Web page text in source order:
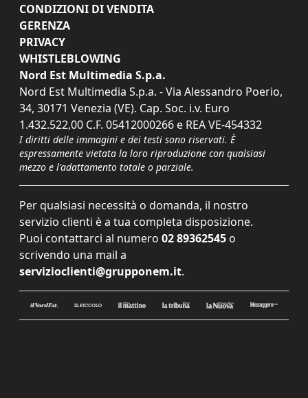
CONDIZIONI DI VENDITA
GERENZA
PRIVACY
WHISTLEBLOWING
Nord Est Multimedia S.p.a.
Nord Est Multimedia S.p.a. - Via Alessandro Poerio,
34, 30171 Venezia (VE). Cap. Soc. i.v. Euro
1.432.522,00 C.F. 05412000266 e REA VE-454332
I diritti delle immagini e dei testi sono riservati. È
espressamente vietata la loro riproduzione con qualsiasi
mezzo e l'adattamento totale o parziale.
Per qualsiasi necessità o domanda, il nostro
servizio clienti è a tua completa disposizione.
Puoi contattarci al numero 02 89362545 o
scrivendo una mail a
servizioclienti@grupponem.it.